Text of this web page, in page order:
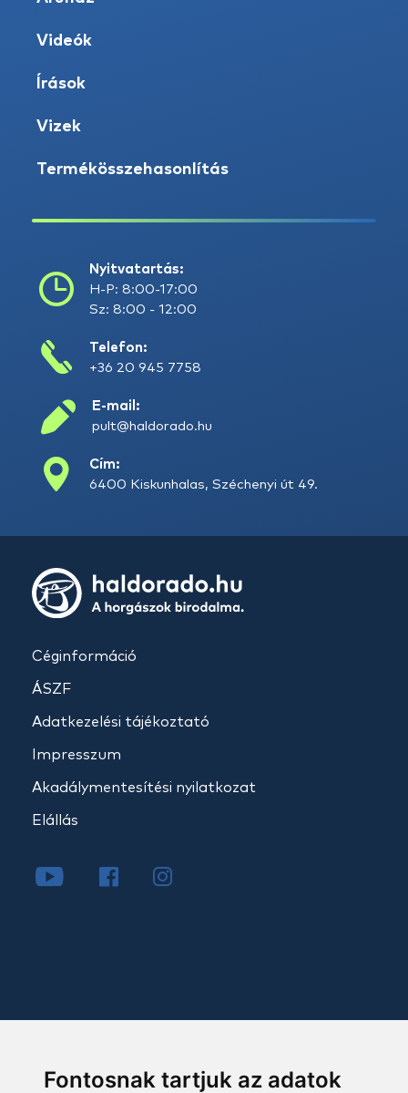
Fontosnak tartjuk az adatok
Videók
Írások
Vizek
Termékösszehasonlítás
Nyitvatartás:
H-P: 8:00-17:00
Sz: 8:00 - 12:00
Telefon:
+36 20 945 7758
E-mail:
pult@haldorado.hu
Cím:
6400 Kiskunhalas, Széchenyi út 49.
Céginformáció
ÁSZF
Adatkezelési tájékoztató
Impresszum
Akadálymentesítési nyilatkozat
Elállás